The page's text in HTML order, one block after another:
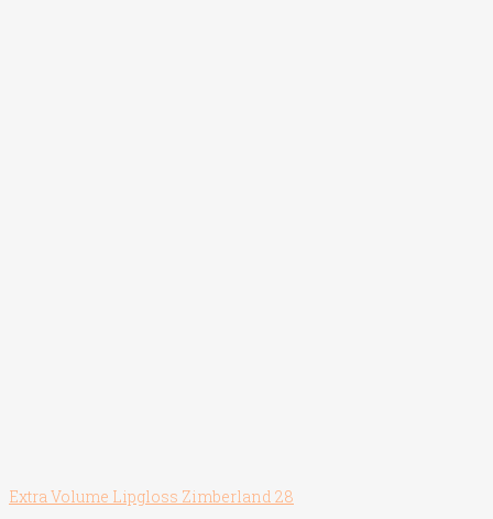
Extra Volume Lipgloss Zimberland 28